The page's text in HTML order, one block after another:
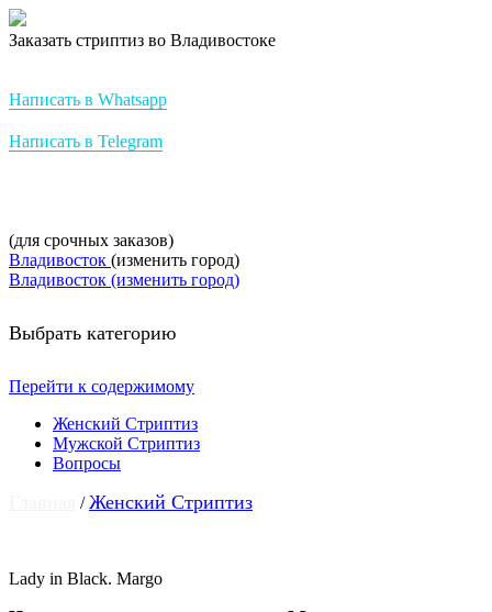
Заказать стриптиз во Владивостоке
Написать в Whatsapp
Написать в Telegram
(для срочных заказов)
Владивосток (изменить город)
Владивосток (изменить город)
Выбрать категорию
Перейти к содержимому
Женский Стриптиз
Мужской Стриптиз
Вопросы
/Женский Стриптиз
Lady in Black. Margo